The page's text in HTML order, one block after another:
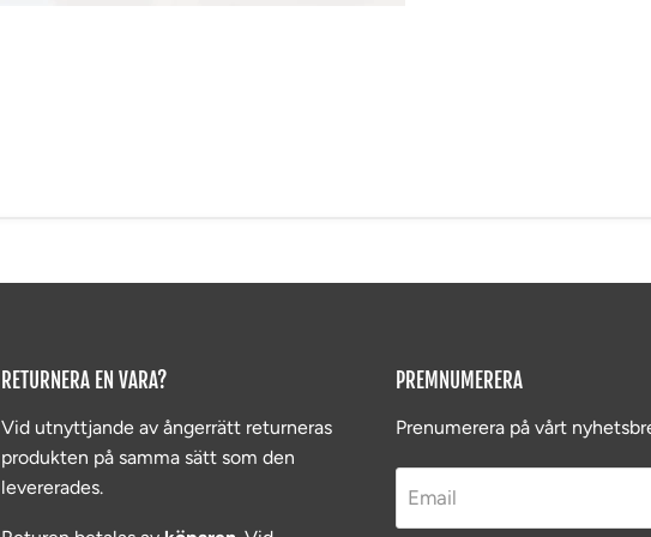
RETURNERA EN VARA?
Vid utnyttjande av ångerrätt returneras
produkten på samma sätt som den
levererades.
PREMNUMERERA
Prenumerera på vårt
Email